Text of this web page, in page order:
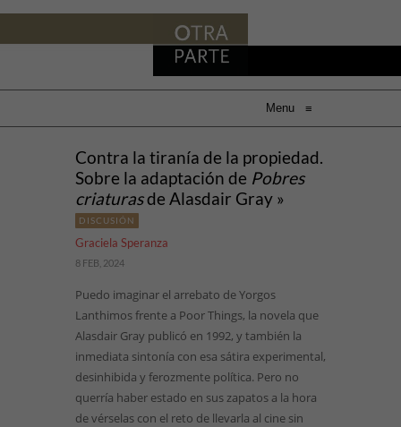
Menu ≡
Contra la tiranía de la propiedad.
Sobre la adaptación de Pobres
criaturasde Alasdair Gray »
DISCUSIÓN
Graciela Speranza
8 FEB, 2024
Puedo imaginar el arrebato de Yorgos
Lanthimos frente a Poor Things, la novela que
Alasdair Gray publicó en 1992, y también la
inmediata sintonía con esa sátira experimental,
desinhibida y ferozmente política. Pero no
querría haber estado en sus zapatos a la hora
de vérselas con el reto de llevarla al cine sin